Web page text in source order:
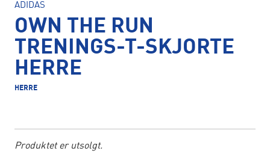
ADIDAS
OWN THE RUN
TRENINGS-T-SKJORTE
HERRE
HERRE
Produktet er utsolgt.